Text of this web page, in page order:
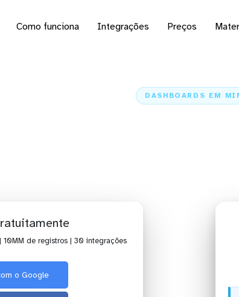
Como funciona Integrações Preços
DASHBOARDS EM
de registros | 30 integrações
o Google